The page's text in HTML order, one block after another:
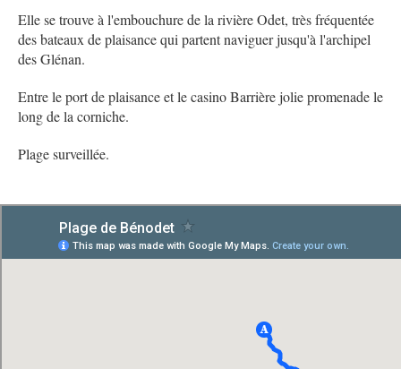
Elle se trouve à l'embouchure de la rivière Odet, très fréquentée
des bateaux de plaisance qui partent naviguer jusqu'à l'archipel
des Glénan.
Entre le port de plaisance et le casino Barrière jolie promenade le
long de la corniche.
Plage surveillée.